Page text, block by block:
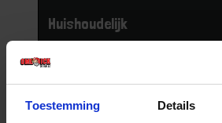
Toestemming Details
Huishoudelijk
IJzerwaren